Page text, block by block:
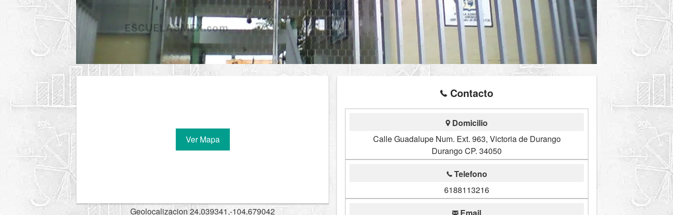
Ver Mapa
Geolocalizacion 24.039341,-104.679042
Contacto
Domicilio
Calle Guadalupe Num. Ext. 963, Victoria de Durango
Durango CP. 34050
Telefono
6188113216